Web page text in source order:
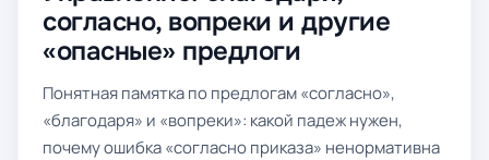
согласно, вопреки и другие
«опасные» предлоги
Понятная памятка по предлогам «согласно»,
«благодаря» и «вопреки»: какой падеж нужен,
почему ошибка «согласно приказа» ненормативна